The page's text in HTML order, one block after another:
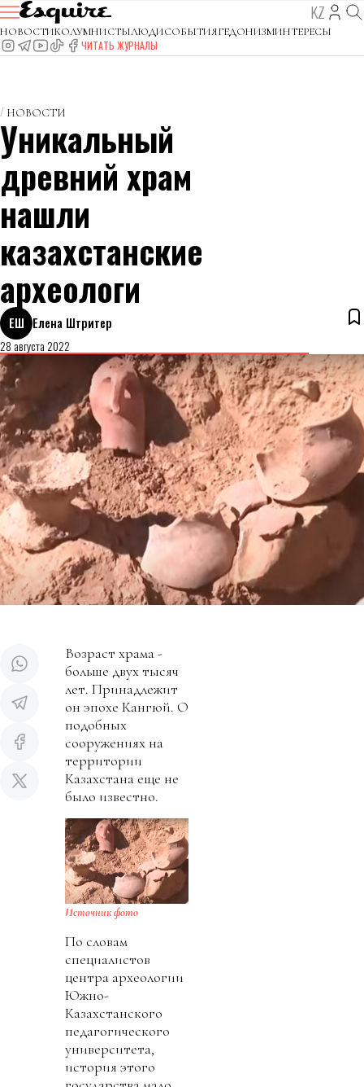
KZ
НОВОСТИКОЛУМНИСТЫЛЮДИСОБЫТИЯГЕДОНИЗМИНТЕРЕСЫ
ЧИТАТЬ ЖУРНАЛЫ
НОВОСТИ
Уникальный
древний храм
нашли
казахстанские
археологи
ЕШ Елена Штритер
28 августа 2022
Возраст храма -
больше двух тысяч
лет. Принадлежит
он эпохе Кангюй. О
подобных
сооружениях на
территории
Казахстана еще не
было известно.
Источник фото
По словам
специалистов
центра археологии
Южно-
Казахстанского
педагогического
университета,
история этого